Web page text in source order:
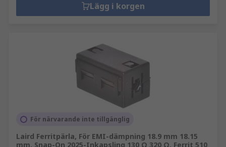
Lägg i korgen
För närvarande inte tillgänglig
Laird Ferritpärla, För EMI-dämpning 18.9 mm 18.15
mm, Snap-On 2025-Inkapsling 130 Ω 320 Ω, Ferrit 510